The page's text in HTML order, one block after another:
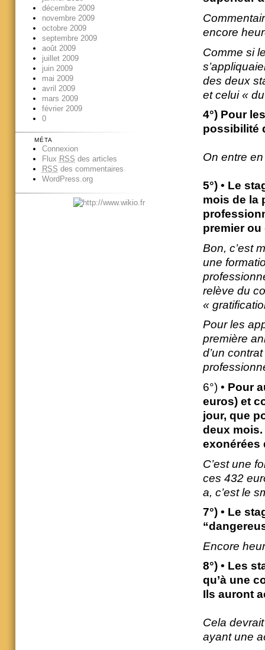
encore
Comme si
des deux
et celui «
4°) Pour
possibilité
On entre
5°) • Le
mois de la
premier ou
Bon, c’est
une
relève du
«
Pour les
première
d’un
6°) • Pour
euros) et
jour, que
deux
exonérées
C’est une
ces 432
a, c’est le
7°) • Le
Encore
8°) • Les
qu’à une
Ils auront
Cela
ayant une
décembre 2009
novembre 2009
octobre 2009
septembre 2009
août 2009
juillet 2009
juin 2009
mai 2009
avril 2009
mars 2009
février 2009
0
MÉTA
Connexion
Flux RSS des articles
RSS des commentaires
WordPress.org